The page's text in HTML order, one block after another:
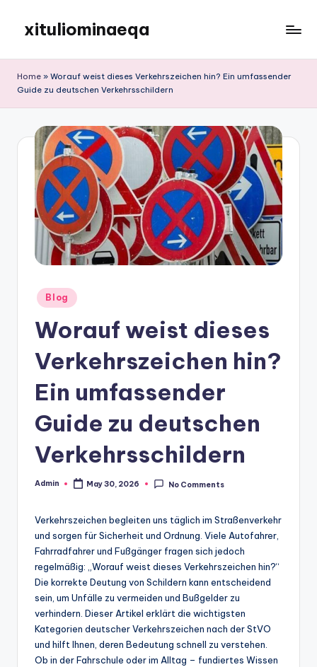
content
xituliominaeqa
Home » Worauf weist dieses Verkehrszeichen hin? Ein umfassender
Guide zu deutschen Verkehrsschildern
Posted
in
Blog
Worauf weist dieses
Verkehrszeichen hin?
Ein umfassender
Guide zu deutschen
Verkehrsschildern
Posted
Admin May 30, 2026 No Comments
Verkehrszeichen begleiten uns täglich im Straßenverkehr
und sorgen für Sicherheit und Ordnung. Viele Autofahrer,
Fahrradfahrer und Fußgänger fragen sich jedoch
regelmäßig: „Worauf weist dieses Verkehrszeichen hin?“
Die korrekte Deutung von Schildern kann entscheidend
sein, um Unfälle zu vermeiden und Bußgelder zu
verhindern. Dieser Artikel erklärt die wichtigsten
Kategorien deutscher Verkehrszeichen nach der StVO
und hilft Ihnen, deren Bedeutung schnell zu verstehen.
Ob in der Fahrschule oder im Alltag – fundiertes Wissen